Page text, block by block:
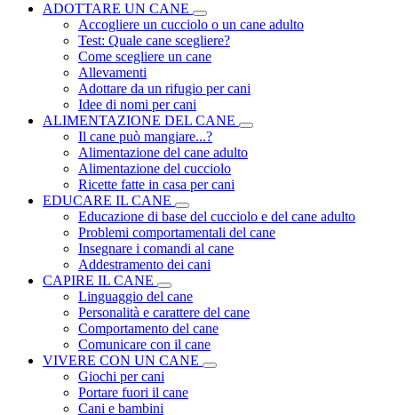
ADOTTARE UN CANE
Accogliere un cucciolo o un cane adulto
Test: Quale cane scegliere?
Come scegliere un cane
Allevamenti
Adottare da un rifugio per cani
Idee di nomi per cani
ALIMENTAZIONE DEL CANE
Il cane può mangiare...?
Alimentazione del cane adulto
Alimentazione del cucciolo
Ricette fatte in casa per cani
EDUCARE IL CANE
Educazione di base del cucciolo e del cane adulto
Problemi comportamentali del cane
Insegnare i comandi al cane
Addestramento dei cani
CAPIRE IL CANE
Linguaggio del cane
Personalità e carattere del cane
Comportamento del cane
Comunicare con il cane
VIVERE CON UN CANE
Giochi per cani
Portare fuori il cane
Cani e bambini